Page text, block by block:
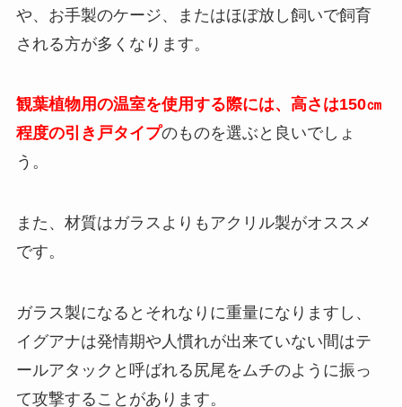
や、お手製のケージ、またはほぼ放し飼いで飼育
される方が多くなります。
観葉植物用の温室を使用する際には、高さは150㎝
程度の引き戸タイプのものを選ぶと良いでしょ
う。
また、材質はガラスよりもアクリル製がオススメ
です。
ガラス製になるとそれなりに重量になりますし、
イグアナは発情期や人慣れが出来ていない間はテ
ールアタックと呼ばれる尻尾をムチのように振っ
て攻撃することがあります。